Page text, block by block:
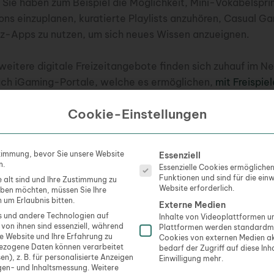
haben zum Beispiel die Möglichkeit, Mini-
einzuplanen, kuratierte Playlists anzuhören, Casual
Apps zu nutzen, um sich neues Wissen anzueignen.
digitale Freizeitangebote finden sich zuhauf im
iGaming-Portale, welche es ermöglichen, mit
solche Angebote testen, halten Sie die Nutzung bewusst
sehr gut. Sie gestalten sich flexibel, sind einfach zu
in jede Abendroutine einbinden. Anschließend bleibt in
Beschäftigungen nachzugehen.
passen in jedes Abendprogramm
wir die wichtigsten Bausteine zusammengestellt,
Abendunterhaltung zusammenstellen:
Cookie-Einstellungen
bevor Sie unsere Website
alt sind und Ihre Zustimmung zu
möchten, müssen Sie Ihre
um Erlaubnis bitten.
und andere Technologien auf
ihnen sind essenziell, während
Website und Ihre Erfahrung zu
Daten können verarbeitet
z. B. für personalisierte Anzeigen
und Inhaltsmessung. Weitere
Es folgt eine Liste der
Essenziell
Essenzielle Cookies
Funktionen und sind für die
Website erforderlich.
Externe Medien
Inhalte von Videoplattformen
Plattformen werden
Cookies von externen Medien
bedarf der Zugriff auf diese
Einwilligung mehr.